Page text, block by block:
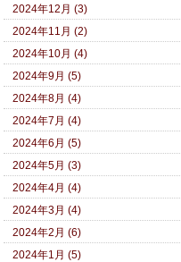
2024年12月 (3)
2024年11月 (2)
2024年10月 (4)
2024年9月 (5)
2024年8月 (4)
2024年7月 (4)
2024年6月 (5)
2024年5月 (3)
2024年4月 (4)
2024年3月 (4)
2024年2月 (6)
2024年1月 (5)